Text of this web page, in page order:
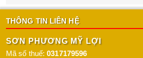
THÔNG TIN LIÊN HỆ
SƠN PHƯƠNG MỸ LỢI
Mã số thuế:0317179596